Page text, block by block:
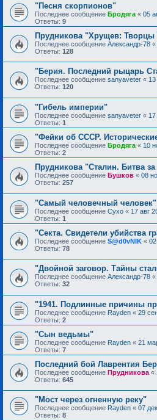
"Песня скорпионов"
Последнее сообщение Бродяга « 05
Ответы: 9
Прудникова "Хрущев: Творцы
Последнее сообщение Александр-78 «
Ответы: 128
"Берия. Последний рыцарь
Последнее сообщение sanyaveter «
Ответы: 120
"Гибель империи"
Последнее сообщение sanyaveter « 17
Ответы: 1
"Фейки об СССР.
Последнее сообщение Бродяга « 10
Ответы: 2
Прудникова "Сталин. Битва
Последнее сообщение Бушков « 08
Ответы: 257
"Самый человечный человек"
Последнее сообщение Сухо « 17 авг
Ответы: 1
"Секта. Свидетели убийства
Последнее сообщение S@d0vNIK «
Ответы: 78
"Двойной заговор. Тайны
Последнее сообщение Александр-78 «
Ответы: 32
"1941. Подлинные причины
Последнее сообщение Rayden « 29
Ответы: 2
"Сын ведьмы"
Последнее сообщение Rayden « 21
Ответы: 7
Последний бой Лаврентия
Последнее сообщение Прудникова «
Ответы: 645
"Мост через огненную реку"
Последнее сообщение Rayden « 07
Ответы: 8